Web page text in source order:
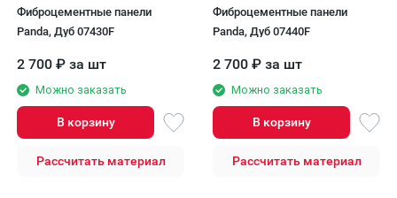
Фиброцементные панели
Panda, Дуб 07430F
2 700 ₽ за шт
Можно заказать
В корзину
Рассчитать материал
Фиброцементные панели
Panda, Дуб 07440F
2 700 ₽ за шт
Можно заказать
В корзину
Рассчитать материал